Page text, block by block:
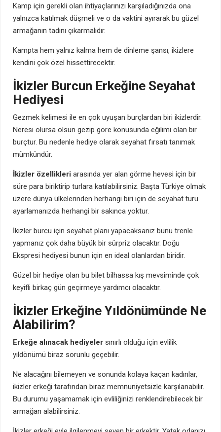
Kamp için gerekli olan ihtiyaçlarınızı karşıladığınızda ona
yalnızca katılmak düşmeli ve o da vaktini ayırarak bu güzel
armağanın tadını çıkarmalıdır.
Kampta hem yalnız kalma hem de dinleme şansı, ikizlere
kendini çok özel hissettirecektir.
İkizler Burcun Erkeğine Seyahat
Hediyesi
Gezmek kelimesi ile en çok uyuşan burçlardan biri ikizlerdir.
Neresi olursa olsun gezip göre konusunda eğilimi olan bir
burçtur. Bu nedenle hediye olarak seyahat fırsatı tanımak
mümkündür.
İkizler özellikleri arasında yer alan görme hevesi için bir
süre para biriktirip turlara katılabilirsiniz. Başta Türkiye olmak
üzere dünya ülkelerinden herhangi biri için de seyahat turu
ayarlamanızda herhangi bir sakınca yoktur.
İkizler burcu için seyahat planı yapacaksanız bunu trenle
yapmanız çok daha büyük bir sürpriz olacaktır. Doğu
Ekspresi hediyesi bunun için en ideal olanlardan biridir.
Güzel bir hediye olan bu bilet bilhassa kış mevsiminde çok
keyifli birkaç gün geçirmeye yardımcı olacaktır.
İkizler Erkeğine Yıldönümünde Ne
Alabilirim?
Erkeğe alınacak hediyeler sınırlı olduğu için evlilik
yıldönümü biraz sorunlu geçebilir.
Ne alacağını bilemeyen ve sonunda kolaya kaçan kadınlar,
ikizler erkeği tarafından biraz memnuniyetsizle karşılanabilir.
Bu durumu yaşamamak için evliliğinizi renklendirebilecek bir
armağan alabilirsiniz.